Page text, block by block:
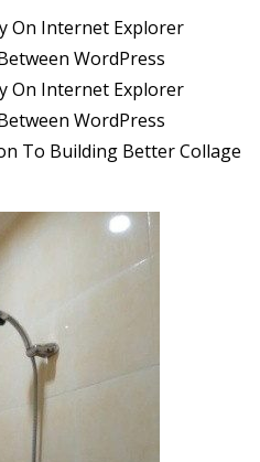
On Internet Explorer
WordPress
On Internet Explorer
WordPress
To Building Better Collage